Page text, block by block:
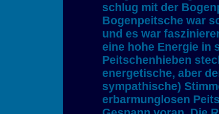
schlug mit der
Bogenpeitsche war
und es war
eine hohe Energie in
Peitschenhieben
energetische, aber
sympathische)
erbarmunglosen